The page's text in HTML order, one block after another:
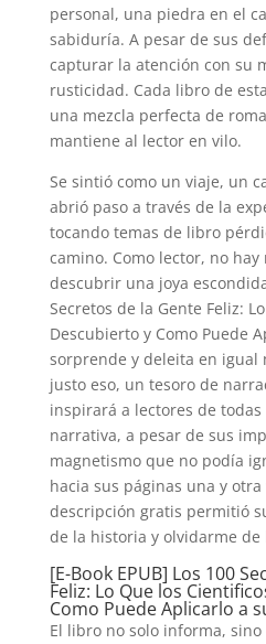
personal, una piedra en el
sabiduría. A pesar de sus
capturar la atención con su
rusticidad. Cada libro de
una mezcla perfecta de
mantiene al lector en vilo.
Se sintió como un viaje, un
abrió paso a través de la
tocando temas de libro
camino. Como lector, no
descubrir una joya
Secretos de la Gente Feliz:
Descubierto y Como Puede
sorprende y deleita en igual
justo eso, un tesoro de
inspirará a lectores de todas
narrativa, a pesar de sus
magnetismo que no podía
hacia sus páginas una y
descripción gratis permitió
de la historia y olvidarme de
[E-Book EPUB] Los 100
Feliz: Lo Que los
Como Puede Aplicarlo a
El libro no solo informa,